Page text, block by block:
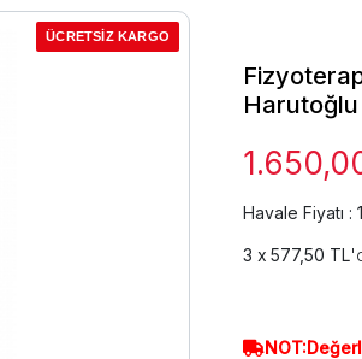
ÜCRETSİZ KARGO
Havale Fiyatı :
577,50 TL